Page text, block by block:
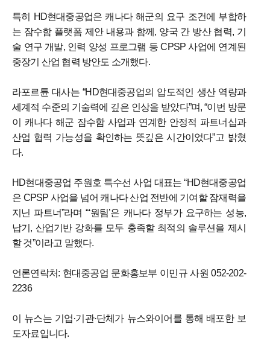
특히 HD현대중공업은 캐나다 해군의 요구 조건에 부합하
는 잠수함 플랫폼 제안 내용과 함께, 양국 간 방산 협력, 기
술 연구 개발, 인력 양성 프로그램 등 CPSP 사업에 연계된
중장기 산업 협력 방안도 소개했다.
라포르튠 대사는 “HD현대중공업의 압도적인 생산 역량과
세계적 수준의 기술력에 깊은 인상을 받았다”며, “이번 방문
이 캐나다 해군 잠수함 사업과 연계한 안정적 파트너십과
산업 협력 가능성을 확인하는 뜻깊은 시간이었다”고 밝혔
다.
HD현대중공업 주원호 특수선 사업 대표는 “HD현대중공업
은 CPSP 사업을 넘어 캐나다 산업 전반에 기여할 잠재력을
지닌 파트너”라며 “‘원팀’은 캐나다 정부가 요구하는 성능,
납기, 산업기반 강화를 모두 충족할 최적의 솔루션을 제시
할 것”이라고 말했다.
언론연락처: 현대중공업 문화홍보부 이민규 사원 052-202-
2236
이 뉴스는 기업·기관·단체가 뉴스와이어를 통해 배포한 보
도자료입니다.